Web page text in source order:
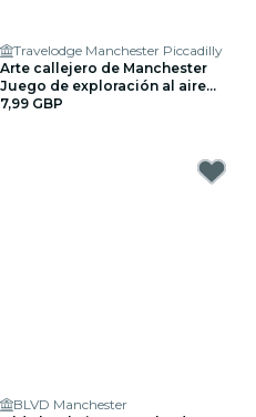
Travelodge Manchester Piccadilly
Arte callejero de Manchester
Juego de exploración al aire
libre
7,99 GBP
BLVD Manchester